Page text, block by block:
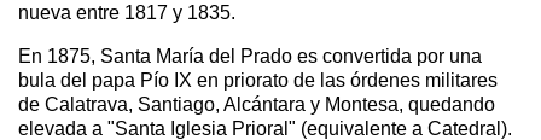
nueva entre 1817 y 1835.
En 1875, Santa María del Prado es convertida por una
bula del papa Pío IX en priorato de las órdenes militares
de Calatrava, Santiago, Alcántara y Montesa, quedando
elevada a "Santa Iglesia Prioral" (equivalente a Catedral).